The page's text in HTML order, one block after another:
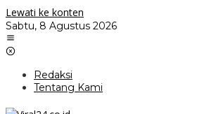
Lewati ke konten
Sabtu, 8 Agustus 2026
Redaksi
Tentang Kami